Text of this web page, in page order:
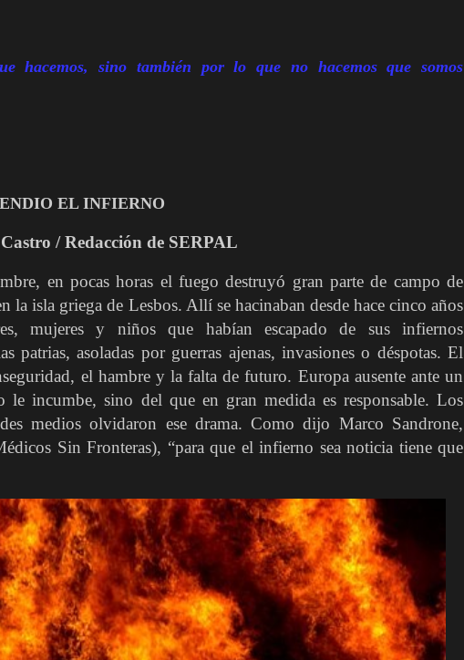
hacemos, sino también por lo que no hacemos que somos
EL INFIERNO
/ Redacción de SERPAL
en pocas horas el fuego destruyó gran parte de campo de
la isla griega de Lesbos. Allí se hacinaban desde hace cinco años
mujeres y niños que habían escapado de sus infiernos
patrias, asoladas por guerras ajenas, invasiones o déspotas. El
el hambre y la falta de futuro. Europa ausente ante un
le incumbe, sino del que en gran medida es responsable. Los
medios olvidaron ese drama. Como dijo Marco Sandrone,
Sin Fronteras), “para que el infierno sea noticia tiene que